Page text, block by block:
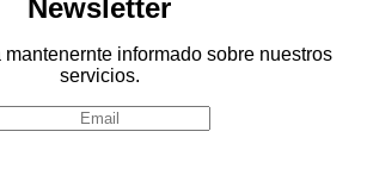
Newsletter
informado sobre nuestros
servicios.